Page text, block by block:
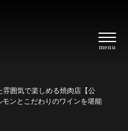
雰囲気で楽しめる焼肉店【公
ンとこだわりのワインを堪能